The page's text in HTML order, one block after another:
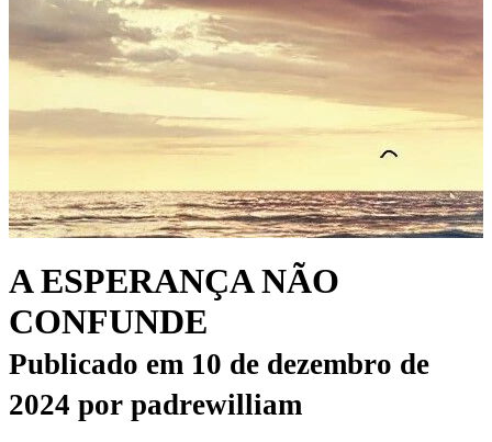
A ESPERANÇA NÃO
CONFUNDE
Publicado em 10 de dezembro de
2024 por padrewilliam